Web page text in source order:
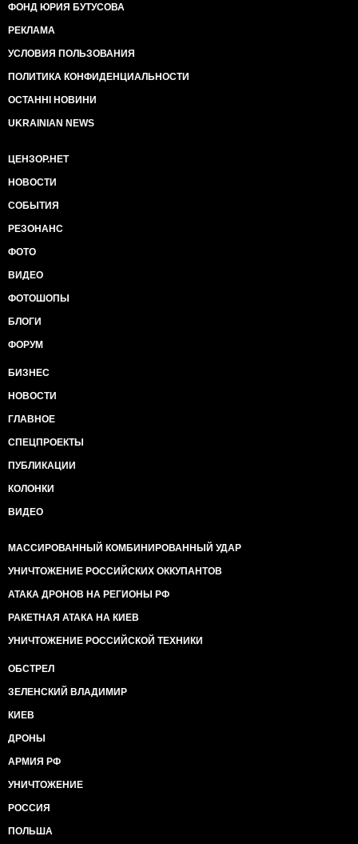
ФОНД ЮРИЯ БУТУСОВА
РЕКЛАМА
УСЛОВИЯ ПОЛЬЗОВАНИЯ
ПОЛИТИКА КОНФИДЕНЦИАЛЬНОСТИ
ОСТАННІ НОВИНИ
UKRAINIAN NEWS
ЦЕНЗОР.НЕТ
НОВОСТИ
СОБЫТИЯ
РЕЗОНАНС
ФОТО
ВИДЕО
ФОТОШОПЫ
БЛОГИ
ФОРУМ
БИЗНЕС
НОВОСТИ
ГЛАВНОЕ
СПЕЦПРОЕКТЫ
ПУБЛИКАЦИИ
КОЛОНКИ
ВИДЕО
МАССИРОВАННЫЙ КОМБИНИРОВАННЫЙ УДАР
УНИЧТОЖЕНИЕ РОССИЙСКИХ ОККУПАНТОВ
АТАКА ДРОНОВ НА РЕГИОНЫ РФ
РАКЕТНАЯ АТАКА НА КИЕВ
УНИЧТОЖЕНИЕ РОССИЙСКОЙ ТЕХНИКИ
ОБСТРЕЛ
ЗЕЛЕНСКИЙ ВЛАДИМИР
КИЕВ
ДРОНЫ
АРМИЯ РФ
УНИЧТОЖЕНИЕ
РОССИЯ
ПОЛЬША